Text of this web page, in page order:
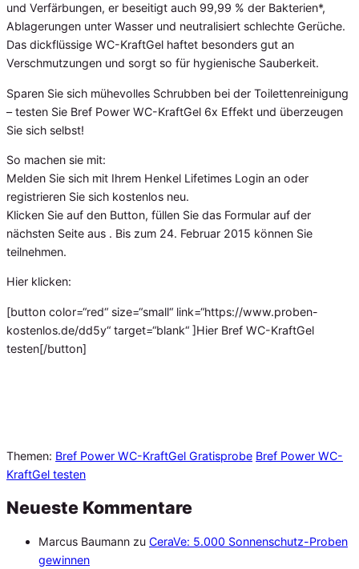
und Verfärbungen, er beseitigt auch 99,99 % der Bakterien*,
Ablagerungen unter Wasser und neutralisiert schlechte Gerüche.
Das dickflüssige WC-KraftGel haftet besonders gut an
Verschmutzungen und sorgt so für hygienische Sauberkeit.
Sparen Sie sich mühevolles Schrubben bei der Toilettenreinigung
– testen Sie Bref Power WC-KraftGel 6x Effekt und überzeugen
Sie sich selbst!
So machen sie mit:
Melden Sie sich mit Ihrem Henkel Lifetimes Login an oder
registrieren Sie sich kostenlos neu.
Klicken Sie auf den Button, füllen Sie das Formular auf der
nächsten Seite aus . Bis zum 24. Februar 2015 können Sie
teilnehmen.
Hier klicken:
[button color=“red“ size=“small“ link=“https://www.proben-
kostenlos.de/dd5y“ target=“blank“ ]Hier Bref WC-KraftGel
testen[/button]
Themen: Bref Power WC-KraftGel Gratisprobe Bref Power WC-
KraftGel testen
Neueste Kommentare
Marcus Baumann zu CeraVe: 5.000 Sonnenschutz-Proben
gewinnen